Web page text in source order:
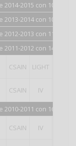
2015 con 102 punti.
2014 con 105 punti.
2013 con 116 punti.
2012 con 149 punti.
CSAIN LIGHT
CSAIN IV
2011 con 161 punti.
CSAIN IV